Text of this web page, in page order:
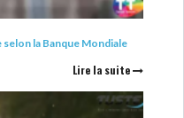
la Banque Mondiale
Lire la suite